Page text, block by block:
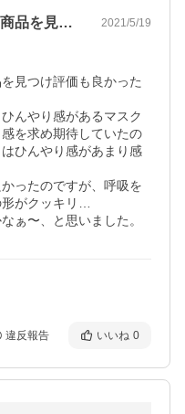
ひんやりマスクを探してこの商品を見つけ… 2021/5/19
見つけ評価も良かった
んやり感があるマスク
を求め期待していたの
ひんやり感があまり感
ったのですが、呼吸を
がクッキリ…
ぁ〜、と思いました。
違反報告 いいね 0